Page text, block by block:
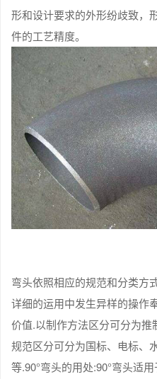
形和设计要求的外形纷歧致，
件的工艺精度。
弯头依照相应的规范和分类方
详细的运用中发生异样的操作
价值.以制作方法区分可分为
规范区分可分为国标、电标、
等.90°弯头的用处:90°弯头适